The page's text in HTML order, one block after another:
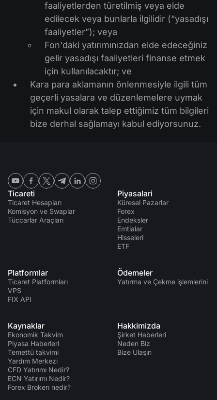
faaliyetlerden türetilmiş veya elde
edilecek veya bunlarla ilgilidir (“yasadışı
faaliyetler”); veya
Fon'daki yatırımınızdan elde edeceğiniz
gelir yasadışı faaliyetleri finanse etmek
için kullanılacaktır; ve
Kara para aklamanın önlenmesiyle ilgili tüm
geçerli yasalara ve düzenlemelere uymak
için makul olarak talep ettiğimiz tüm bilgileri
bize derhal sağlamayı kabul ediyorsunuz.
Ticareti
Ticaret Hesapları
Komisyon ve Swaplar
Tüccarlar Araçları
Piyasalari
Küresel Pazarlar
Forex
Endeksler
Emtialar
Hisseleri
ETF
Platformlar
Ticaret Platformları
VPS
FIX API
Ödemeler
Yatırma ve Çekme işlemlerini
Kaynaklar
Ekonomik Takvim
Piyasa Haberleri
Temettü takvimi
Yardım Merkezi
CFD Yatırımı Nedir?
ECN Yatırımı Nedir?
Forex Brokerı nedir?
Hakkimizda
Şirket Haberleri
Neden Biz
Bize Ulaşın